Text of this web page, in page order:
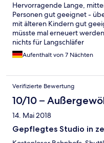
Hervorragende Lange,
Personen gut geeignet -
mit älteren Kindern gut
müsste mal erneuert
nichts für Langschläfer
Aufenthalt von 7 Nächten
Verifizierte Bewertung
10/10 –
14. Mai 2018
Gepflegtes Studio in